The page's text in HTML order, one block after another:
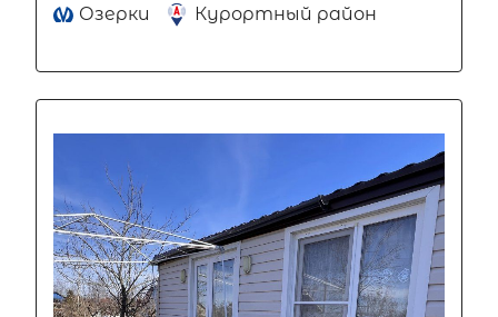
Озерки Курортный район